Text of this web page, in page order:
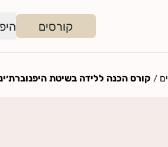
קורסים
/ קורס הכנה ללידה בשיטת